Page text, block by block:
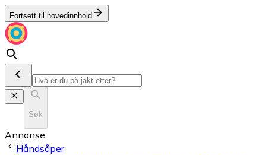
Fortsett til hovedinnhold
Søk
Annonse
Håndsåper